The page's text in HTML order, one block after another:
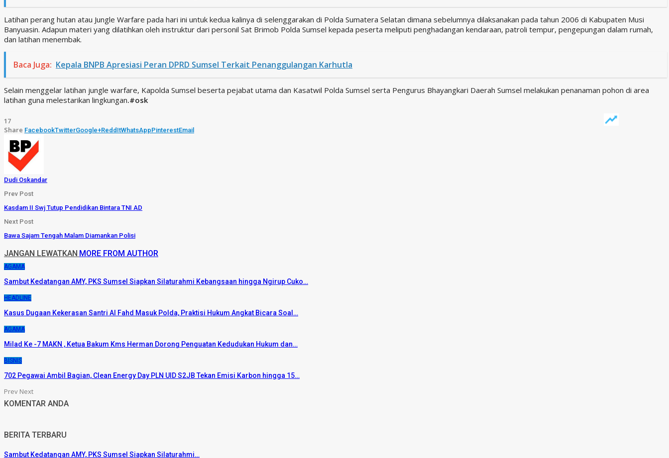
Latihan perang hutan atau Jungle Warfare pada hari ini untuk kedua kalinya di selenggarakan di Polda Sumatera Selatan dimana sebelumnya dilaksanakan pada tahun 2006 di Kabupaten Musi
Banyuasin. Adapun materi yang dilatihkan oleh instruktur dari personil Sat Brimob Polda Sumsel kepada peserta meliputi penghadangan kendaraan, patroli tempur, pengepungan dalam rumah,
dan latihan menembak.
Baca Juga: Kepala BNPB Apresiasi Peran DPRD Sumsel Terkait Penanggulangan Karhutla
Selain menggelar latihan jungle warfare, Kapolda Sumsel beserta pejabat utama dan Kasatwil Polda Sumsel serta Pengurus Bhayangkari Daerah Sumsel melakukan penanaman pohon di area
latihan guna melestarikan lingkungan.#osk
17
Share FacebookTwitterGoogle+ReddItWhatsAppPinterestEmail
Dudi Oskandar
Prev Post
Kasdam II Swj Tutup Pendidikan Bintara TNI AD
Next Post
Bawa Sajam Tengah Malam Diamankan Polisi
JANGAN LEWATKAN MORE FROM AUTHOR
AGAMA
Sambut Kedatangan AMY, PKS Sumsel Siapkan Silaturahmi Kebangsaan hingga Ngirup Cuko…
HEADLINE
Kasus Dugaan Kekerasan Santri Al Fahd Masuk Polda, Praktisi Hukum Angkat Bicara Soal…
AGAMA
Milad Ke -7 MAKN , Ketua Bakum Kms Herman Dorong Penguatan Kedudukan Hukum dan…
BISNIS
702 Pegawai Ambil Bagian, Clean Energy Day PLN UID S2JB Tekan Emisi Karbon hingga 15…
Prev Next
KOMENTAR ANDA
BERITA TERBARU
Sambut Kedatangan AMY, PKS Sumsel Siapkan Silaturahmi…